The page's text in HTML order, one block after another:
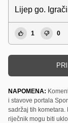
Lijep go.
1 0
NAPOMENA:
i stavove portala
sadržaj tih
riječnik mogu biti